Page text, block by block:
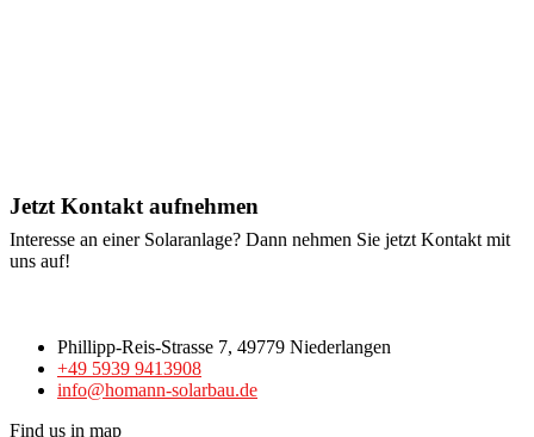
Jetzt Kontakt aufnehmen
Interesse an einer Solaranlage? Dann nehmen Sie jetzt Kontakt mit
uns auf!
Phillipp-Reis-Strasse 7, 49779 Niederlangen
+49 5939 9413908
info@homann-solarbau.de
Find us in map